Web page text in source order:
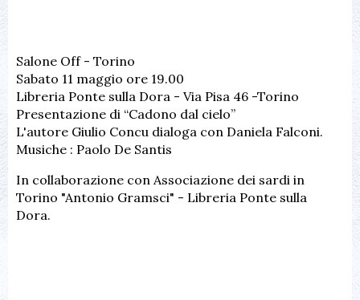
Salone Off - Torino
Sabato 11 maggio ore 19.00
Libreria Ponte sulla Dora - Via Pisa 46 -Torino
Presentazione di “Cadono dal cielo”
L'autore Giulio Concu dialoga con Daniela Falconi.
Musiche : Paolo De Santis
In collaborazione con Associazione dei sardi in
Torino "Antonio Gramsci" - Libreria Ponte sulla
Dora.